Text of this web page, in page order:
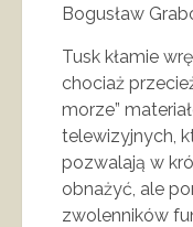
Bogusław
Tusk kłamie
chociaż
morze”
telewizyjnych,
pozwalają w
obnażyć, ale
zwolenników